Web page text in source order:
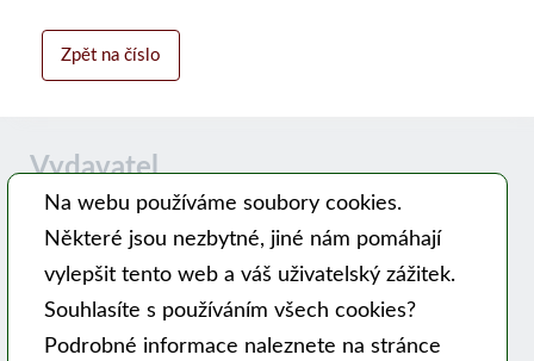
Zpět na číslo
Vydavatel
Časopis MODERNÍ VČELAŘ vydává PSNV-CZ:
Pracovní společnost nástavkových včelařů CZ, z. s.
Hlavní 99, 753 56 Opatovice
Na webu používáme soubory cookies.
Některé jsou nezbytné, jiné nám pomáhají
vylepšit tento web a váš uživatelský zážitek.
Souhlasíte s používáním všech cookies?
Podrobné informace naleznete na stránce